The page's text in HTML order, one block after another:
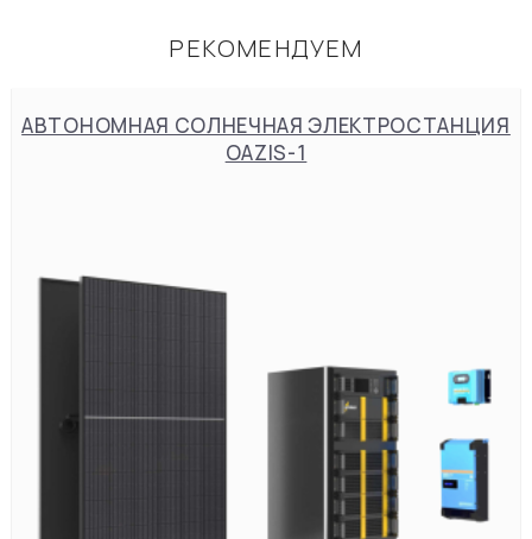
РЕКОМЕНДУЕМ
АВТОНОМНАЯ СОЛНЕЧНАЯ ЭЛЕКТРОСТАНЦИЯ
OAZIS-1